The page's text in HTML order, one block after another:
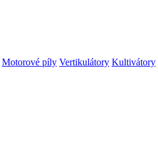
Motorové píly Vertikulátory Kultivátory